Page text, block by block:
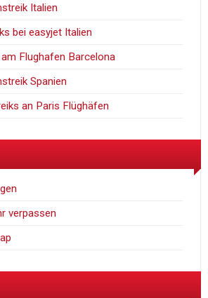
Italien
bei easyjet Italien
Flughafen Barcelona
Spanien
an Paris Flüghäfen
verpassen